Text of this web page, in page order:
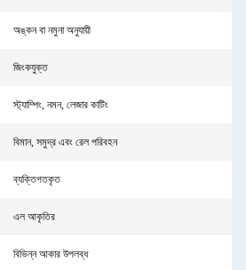
অঙ্কন বা নমুনা অনুযায়ী
জিংকযুক্ত
স্ট্যাম্পিং, নমন, লেজার কাটিং
বিমান, সমুদ্র এবং রেল পরিবহন
ব্যক্তিগতকৃত
এল আকৃতির
বিভিন্ন আকার উপলব্ধ